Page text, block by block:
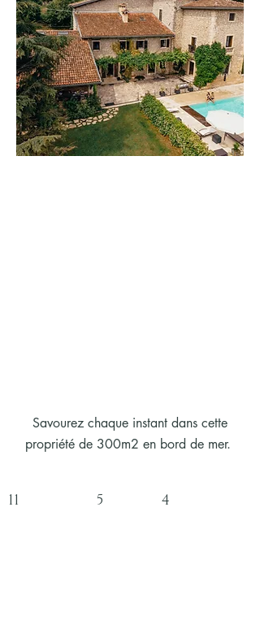
Savourez chaque instant dans cette
propriété de 300m2 en bord de mer.
11 5 4